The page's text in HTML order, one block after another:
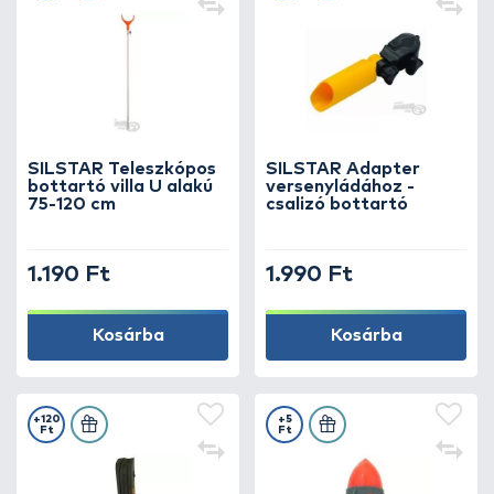
SILSTAR Teleszkópos
bottartó villa U alakú
75-120 cm
1.190 Ft
Kosárba
SILSTAR Adapter
versenyládához -
csalizó bottartó
1.990 Ft
Kosárba
+120
Ft
+5
Ft